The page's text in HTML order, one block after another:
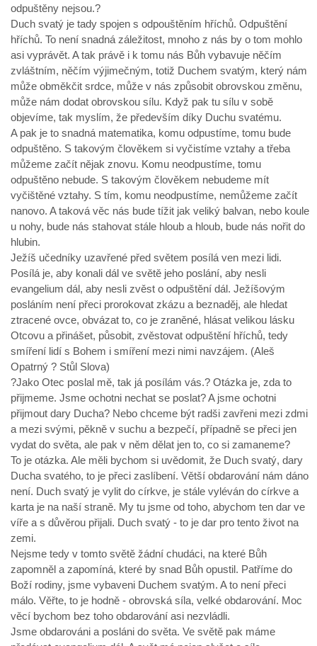
odpuštěny nejsou.?
Duch svatý je tady spojen s odpouštěním hříchů. Odpuštění
hříchů. To není snadná záležitost, mnoho z nás by o tom mohlo
asi vyprávět. A tak právě i k tomu nás Bůh vybavuje něčím
zvláštním, něčím výjimečným, totiž Duchem svatým, který nám
může obměkčit srdce, může v nás způsobit obrovskou změnu,
může nám dodat obrovskou sílu. Když pak tu sílu v sobě
objevíme, tak myslím, že především díky Duchu svatému.
A pak je to snadná matematika, komu odpustíme, tomu bude
odpuštěno. S takovým člověkem si vyčistíme vztahy a třeba
můžeme začít nějak znovu. Komu neodpustíme, tomu
odpuštěno nebude. S takovým člověkem nebudeme mít
vyčištěné vztahy. S tím, komu neodpustíme, nemůžeme začít
nanovo. A taková věc nás bude tížit jak veliký balvan, nebo koule
u nohy, bude nás stahovat stále hloub a hloub, bude nás nořit do
hlubin.
Ježíš učedníky uzavřené před světem posílá ven mezi lidi.
Posílá je, aby konali dál ve světě jeho poslání, aby nesli
evangelium dál, aby nesli zvěst o odpuštění dál. Ježíšovým
posláním není přeci prorokovat zkázu a beznaděj, ale hledat
ztracené ovce, obvázat to, co je zraněné, hlásat velikou lásku
Otcovu a přinášet, působit, zvěstovat odpuštění hříchů, tedy
smíření lidí s Bohem i smíření mezi nimi navzájem. (Aleš
Opatrný ? Stůl Slova)
?Jako Otec poslal mě, tak já posílám vás.? Otázka je, zda to
přijmeme. Jsme ochotni nechat se poslat? A jsme ochotni
přijmout dary Ducha? Nebo chceme být radši zavřeni mezi zdmi
a mezi svými, pěkně v suchu a bezpečí, případně se přeci jen
vydat do světa, ale pak v něm dělat jen to, co si zamaneme?
To je otázka. Ale měli bychom si uvědomit, že Duch svatý, dary
Ducha svatého, to je přeci zaslíbení. Větší obdarování nám dáno
není. Duch svatý je vylit do církve, je stále vyléván do církve a
karta je na naší straně. My tu jsme od toho, abychom ten dar ve
víře a s důvěrou přijali. Duch svatý - to je dar pro tento život na
zemi.
Nejsme tedy v tomto světě žádní chudáci, na které Bůh
zapomněl a zapomíná, které by snad Bůh opustil. Patříme do
Boží rodiny, jsme vybaveni Duchem svatým. A to není přeci
málo. Věřte, to je hodně - obrovská síla, velké obdarování. Moc
věcí bychom bez toho obdarování asi nezvládli.
Jsme obdarováni a posláni do světa. Ve světě pak máme